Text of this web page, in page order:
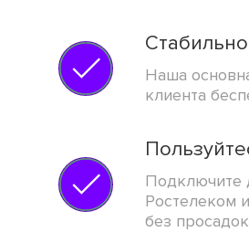
Наша
клиента
Подключите
Ростелеком
без